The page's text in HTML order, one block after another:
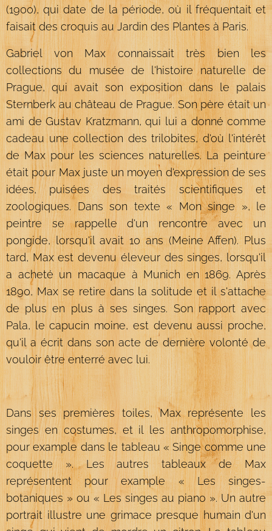
(1900), qui date de la période, où il fréquentait et
faisait des croquis au Jardin des Plantes à Paris.
Gabriel von Max connaissait très bien les
collections du musée de l'histoire naturelle de
Prague, qui avait son exposition dans le palais
Sternberk au château de Prague. Son père était un
ami de Gustav Kratzmann, qui lui a donné comme
cadeau une collection des trilobites, d'où l'intérêt
de Max pour les sciences naturelles. La peinture
était pour Max juste un moyen d'expression de ses
idées, puisées des traités scientifiques et
zoologiques. Dans son texte « Mon singe », le
peintre se rappelle d'un rencontre avec un
pongide, lorsqu'il avait 10 ans (Meine Affen). Plus
tard, Max est devenu éleveur des singes, lorsqu'il
a acheté un macaque à Munich en 1869. Après
1890, Max se retire dans la solitude et il s'attache
de plus en plus à ses singes. Son rapport avec
Pala, le capucin moine, est devenu aussi proche,
qu'il a écrit dans son acte de dernière volonté de
vouloir être enterré avec lui.
Dans ses premières toiles, Max représente les
singes en costumes, et il les anthropomorphise,
pour example dans le tableau « Singe comme une
coquette ». Les autres tableaux de Max
représentent pour example « Les singes-
botaniques » ou « Les singes au piano ». Un autre
portrait illustre une grimace presque humain d'un